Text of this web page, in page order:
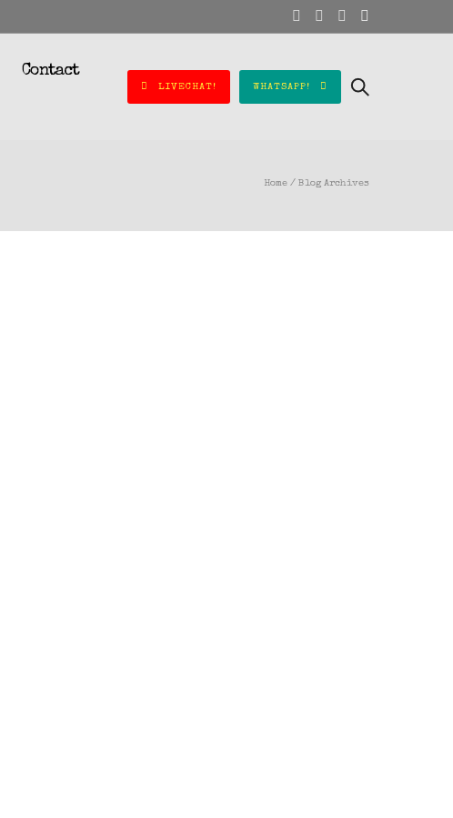
Contact
LIVECHAT! WHATSAPP!
Home / Blog Archives